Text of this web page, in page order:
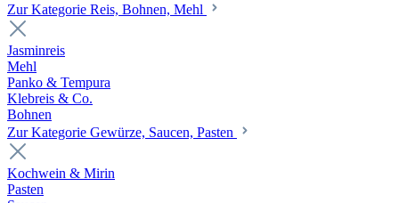
Zur Kategorie Reis, Bohnen, Mehl
Jasminreis
Mehl
Panko & Tempura
Klebreis & Co.
Bohnen
Zur Kategorie Gewürze, Saucen, Pasten
Kochwein & Mirin
Pasten